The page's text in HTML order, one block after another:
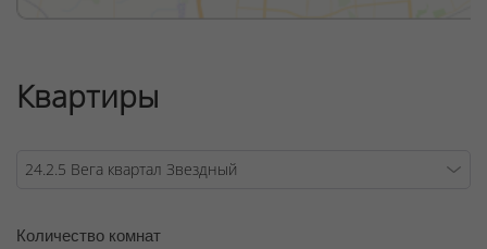
Квартиры
Количество комнат